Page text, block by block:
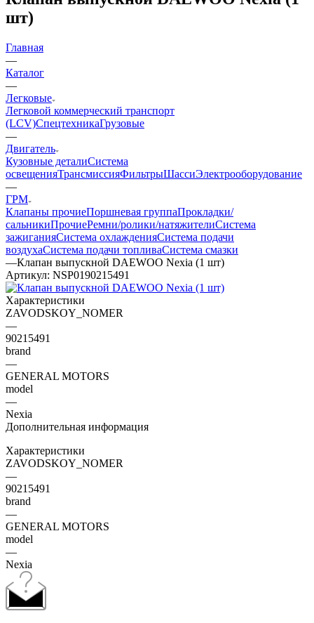
шт)
Главная
—
Каталог
—
Легковые
Легковой коммерческий транспорт
(LCV)СпецтехникаГрузовые
—
Двигатель
Кузовные деталиСистема
освещенияТрансмиссияФильтрыШассиЭлектрооборудование
—
ГРМ
Клапаны прочиеПоршневая группаПрокладки/
сальникиПрочиеРемни/ролики/натяжителиСистема
зажиганияСистема охлажденияСистема подачи
воздухаСистема подачи топливаСистема смазки
—Клапан выпускной DAEWOO Nexia (1 шт)
Артикул: NSP0190215491
Характеристики
ZAVODSKOY_NOMER
—
90215491
brand
—
GENERAL MOTORS
model
—
Nexia
Дополнительная информация
Характеристики
ZAVODSKOY_NOMER
—
90215491
brand
—
GENERAL MOTORS
model
—
Nexia